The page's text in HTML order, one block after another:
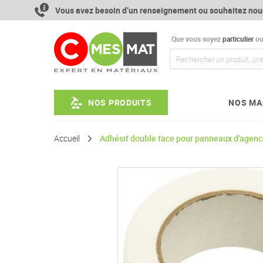
contenu
Vous avez besoin d’un renseignement ou souhaitez
Que vous soyezparticulierou
NOS PRODUITS NOS
Accueil Adhésif double face pour panneaux